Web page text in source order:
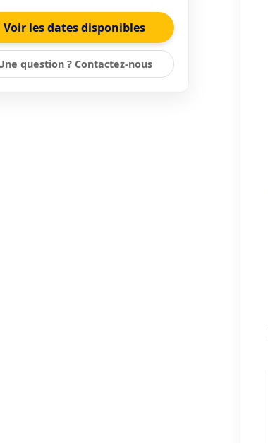
Voir les dates disponibles
question ? Contactez-nous